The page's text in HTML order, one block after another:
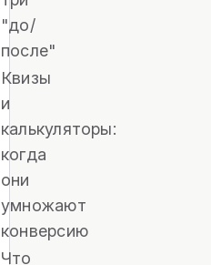
"до/
после"
Квизы
и
калькуляторы:
когда
они
умножают
конверсию
Что